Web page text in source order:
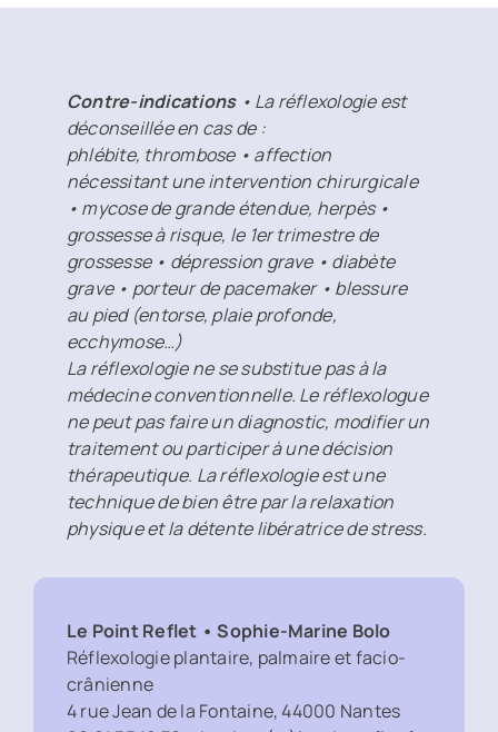
Contre-indications• La réflexologie est
déconseillée en cas de :
phlébite, thrombose • affection
nécessitant une intervention chirurgicale
• mycose de grande étendue, herpès •
grossesse à risque, le 1er trimestre de
grossesse • dépression grave • diabète
grave • porteur de pacemaker • blessure
au pied (entorse, plaie profonde,
ecchymose…)
La réflexologie ne se substitue pas à la
médecine conventionnelle. Le réflexologue
ne peut pas faire un diagnostic, modifier un
traitement ou participer à une décision
thérapeutique. La réflexologie est une
technique de bien être par la relaxation
physique et la détente libératrice de stress.
Le Point Reflet • Sophie-Marine Bolo
Réflexologie plantaire, palmaire et facio-
crânienne
4 rue Jean de la Fontaine, 44000 Nantes